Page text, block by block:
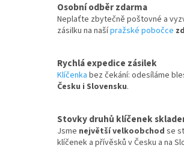
Osobní odběr zdarma
Neplaťte zbytečně poštovné a
zásilku na našípražské pobočce
Rychlá expedice zásilek
Klíčenka bez čekání: odesíláme
Česku i Slovensku.
Stovky druhů klíčenek
Jsme největší velkoobchod se
klíčenek a přívěsků v Česku a na